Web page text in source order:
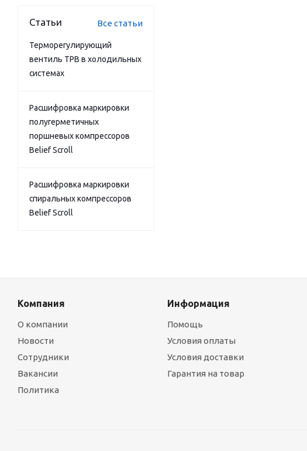
Статьи Все статьи
Терморегулирующий
вентиль ТРВ в холодильных
системах
Расшифровка маркировки
полугерметичных
поршневых компрессоров
Belief Scroll
Расшифровка маркировки
спиральных компрессоров
Belief Scroll
Компания
О компании
Новости
Сотрудники
Вакансии
Политика
Информация
Помощь
Условия оплаты
Условия доставки
Гарантия на товар